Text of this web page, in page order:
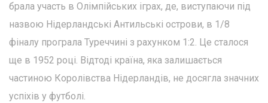
брала участь в Олімпійських іграх, де, виступаючи під
назвою Нідерландські Антильські острови, в 1/8
фіналу програла Туреччині з рахунком 1:2. Це сталося
ще в 1952 році. Відтоді країна, яка залишається
частиною Королівства Нідерландів, не досягла значних
успіхів у футболі.